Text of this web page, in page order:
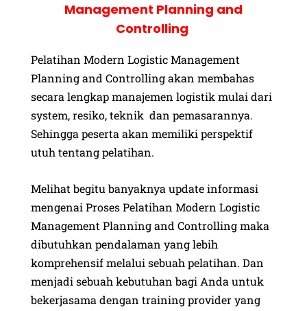
Management Planning and
Controlling
Pelatihan Modern Logistic Management
Planning and Controllingakan membahas
secara lengkap manajemen logistik mulai dari
system, resiko, teknik dan pemasarannya.
Sehingga peserta akan memiliki perspektif
utuh tentang pelatihan.
Melihat begitu banyaknya update informasi
mengenai ProsesPelatihan Modern Logistic
Management Planning and Controllingmaka
dibutuhkan pendalaman yang lebih
komprehensif melalui sebuah pelatihan. Dan
menjadi sebuah kebutuhan bagi Anda untuk
bekerjasama dengan training provider yang